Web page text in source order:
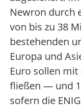
Newron durch
von bis zu 38
bestehenden
Europa und
Euro sollen
fließen — und
sofern die